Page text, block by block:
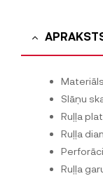
Slāņu
Ruļļa
Ruļļa
Ruļļa